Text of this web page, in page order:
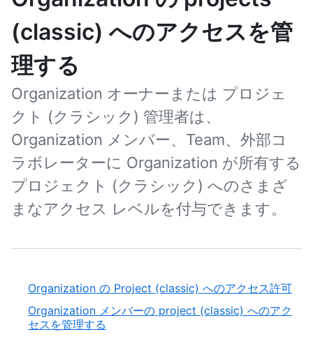
(classic) へのアクセスを管
理する
Organization オーナーまたは プロジェ
クト (クラシック) 管理者は、
Organization メンバー、Team、外部コ
ラボレーターに Organization が所有する
プロジェクト (クラシック) へのさまざ
まなアクセス レベルを付与できます。
Organization の Project (classic) へのアクセス許可
Organization メンバーの project (classic) へのアク
セスを管理する